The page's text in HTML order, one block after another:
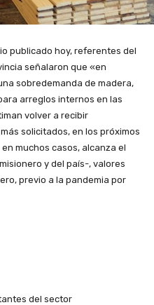
publicado hoy, referentes del
señalaron que «en
sobredemanda de madera,
arreglos internos en las
volver a recibir
solicitados, en los próximos
muchos casos, alcanza el
y del país-, valores
previo a la pandemia por
del sector